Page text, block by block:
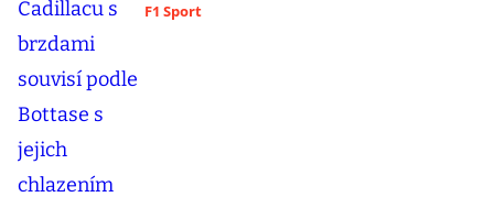
F1 Sport